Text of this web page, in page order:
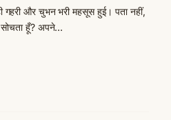
गहरी और चुभन भरी महसूस हुई। पता नहीं,
सोचता हूँ? अपने…